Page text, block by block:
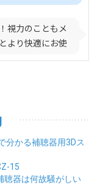
視力のこともメ
より快適にお使
分かる補聴器用3Dス
15
聴器は何故騒がしい